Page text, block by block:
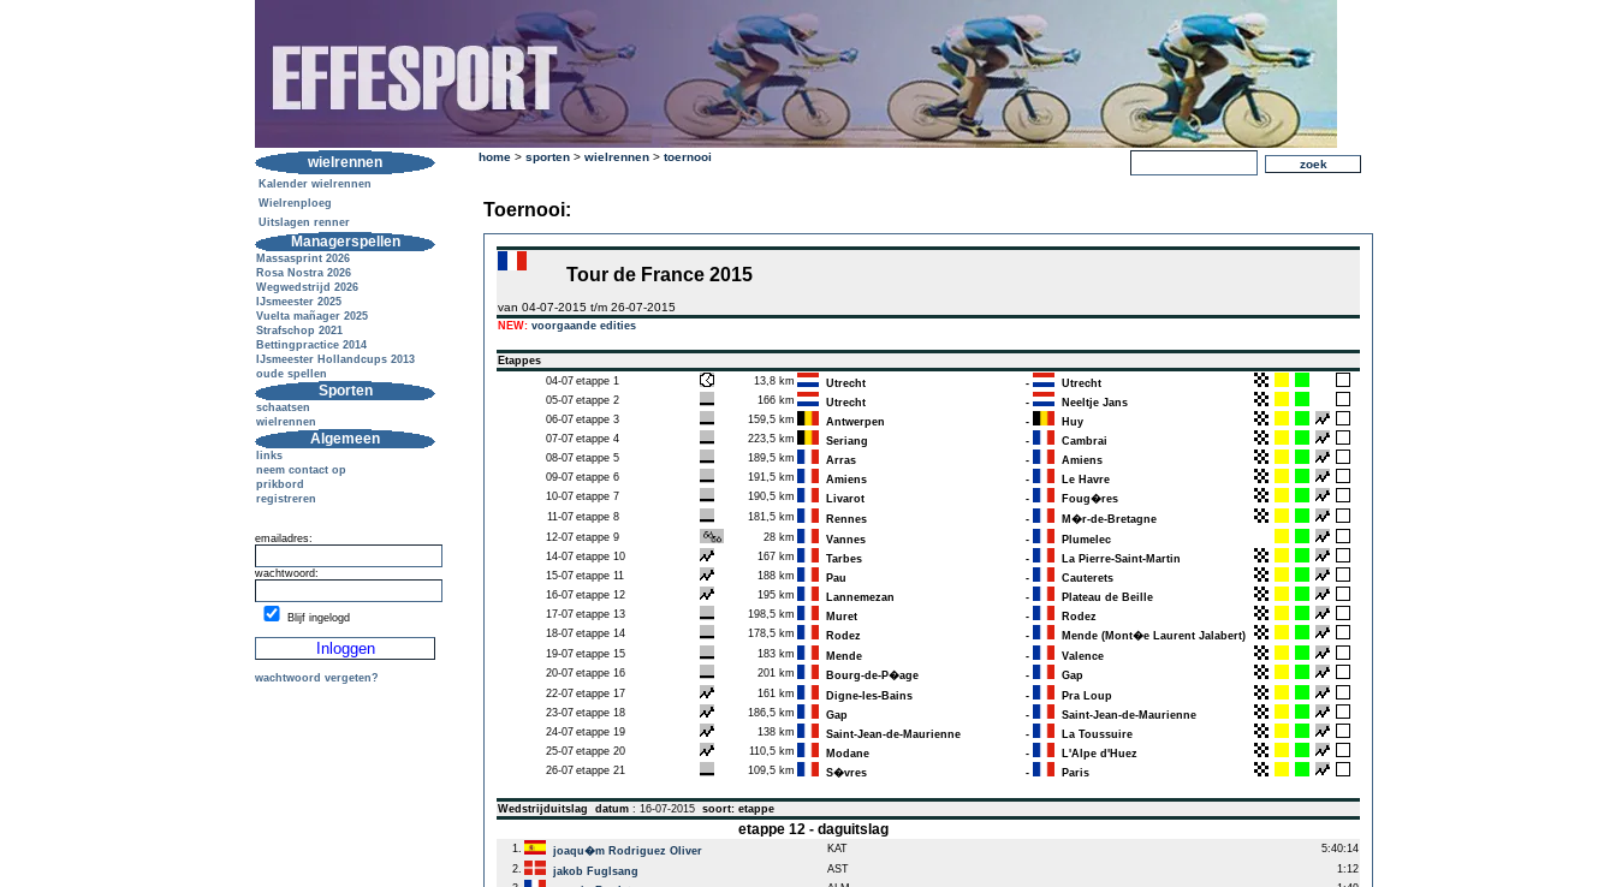
wielrennen
Kalender wielrennen
Wielrenploeg
Uitslagen renner
Managerspellen
Massasprint 2026
Rosa Nostra 2026
Wegwedstrijd 2026
IJsmeester 2025
Vuelta mañager 2025
Strafschop 2021
Bettingpractice 2014
IJsmeester Hollandcups 2013
oude spellen
Sporten
schaatsen
wielrennen
Algemeen
links
neem contact op
prikbord
registreren
emailadres:
wachtwoord:
Blijf ingelogd
wachtwoord vergeten?
home > sporten > wielrennen > toernooi
Toernooi:
Tour de France 2015
van 04-07-2015 t/m 26-07-2015
NEW: voorgaande edities
Etappes
04-07 etappe 1 13,8 km Utrecht -
Utrecht
05-07 etappe 2 166 km Utrecht -
Neeltje Jans
06-07 etappe 3 159,5 km Antwerpen -
Huy
07-07 etappe 4 223,5 km Seriang -
Cambrai
08-07 etappe 5 189,5 km Arras -
Amiens
09-07 etappe 6 191,5 km Amiens -
Le Havre
10-07 etappe 7 190,5 km Livarot -
Foug�res
11-07 etappe 8 181,5 km Rennes -
M�r-de-Bretagne
12-07 etappe 9 28 km Vannes -
Plumelec
14-07 etappe 10 167 km Tarbes -
La Pierre-Saint-Martin
15-07 etappe 11 188 km Pau -
Cauterets
16-07 etappe 12 195 km Lannemezan -
Plateau de Beille
17-07 etappe 13 198,5 km Muret -
Rodez
18-07 etappe 14 178,5 km Rodez -
Mende (Mont�e Laurent Jalabert)
19-07 etappe 15 183 km Mende -
Valence
20-07 etappe 16 201 km Bourg-de-P�age -
Gap
22-07 etappe 17 161 km Digne-les-Bains -
Pra Loup
23-07 etappe 18 186,5 km Gap -
Saint-Jean-de-Maurienne
24-07 etappe 19 138 km Saint-Jean-de-Maurienne -
La Toussuire
25-07 etappe 20 110,5 km Modane -
L'Alpe d'Huez
26-07 etappe 21 109,5 km S�vres - Paris
Wedstrijduitslag datum : 16-07-2015 soort: etappe
etappe 12 - daguitslag
1. joaqu�m Rodriguez Oliver KAT
5:40:14
2.
jakob Fuglsang AST
1:12